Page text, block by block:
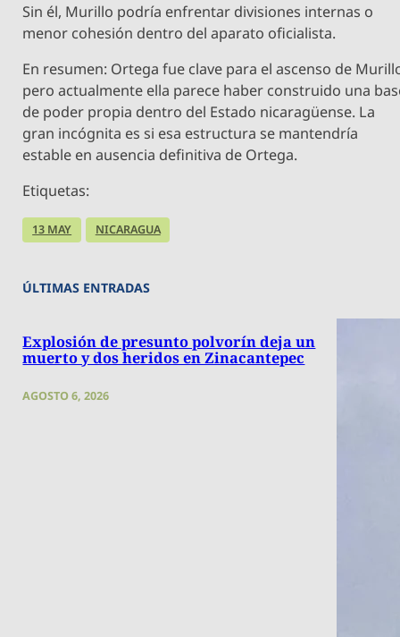
Sin él, Murillo podría enfrentar divisiones internas o
menor cohesión dentro del aparato oficialista.
En resumen: Ortega fue clave para el ascenso de
pero actualmente ella parece haber construido una
de poder propia dentro del Estado nicaragüense. La
gran incógnita es si esa estructura se mantendría
estable en ausencia definitiva de Ortega.
Etiquetas:
13 MAY NICARAGUA
ÚLTIMAS ENTRADAS
Explosión de presunto polvorín deja un
muerto y dos heridos en Zinacantepec
AGOSTO 6, 2026